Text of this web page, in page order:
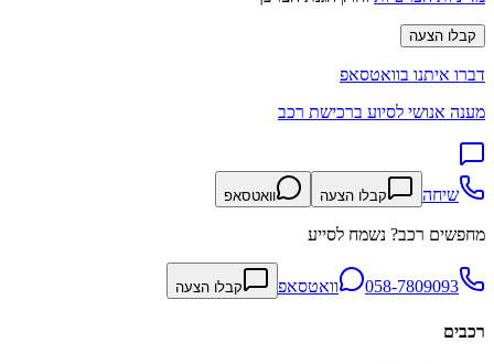
קבלו הצעה
דברו איתנו בוואטסאפ
מענה אנושי לסיוע ברכישת רכב
שיחה קבלו הצעה וואטסאפ
מחפשים רכב? נשמח לסייע
058-7809093 וואטסאפ קבלו הצעה
רכבים